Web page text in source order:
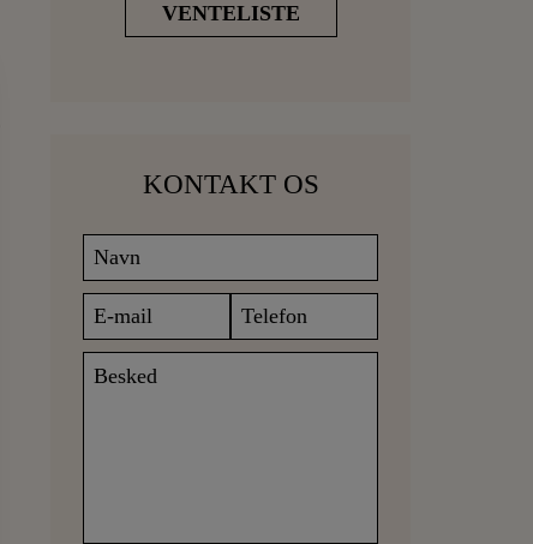
VENTELISTE
KONTAKT OS